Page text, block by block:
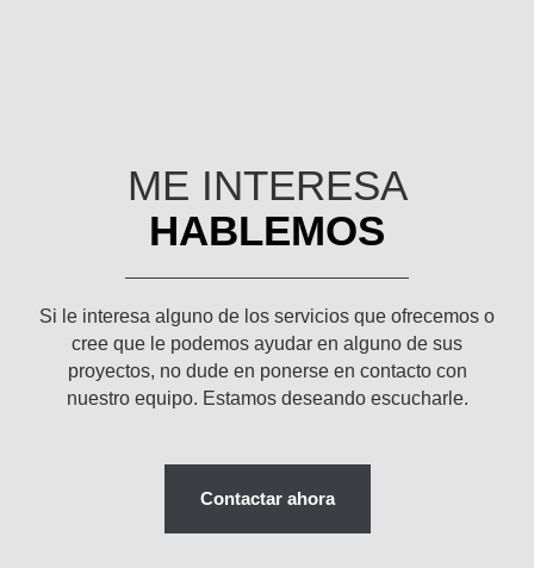
ME INTERESA
HABLEMOS
Si le interesa alguno de los servicios que ofrecemos o
cree que le podemos ayudar en alguno de sus
proyectos, no dude en ponerse en contacto con
nuestro equipo. Estamos deseando escucharle.
Contactar ahora